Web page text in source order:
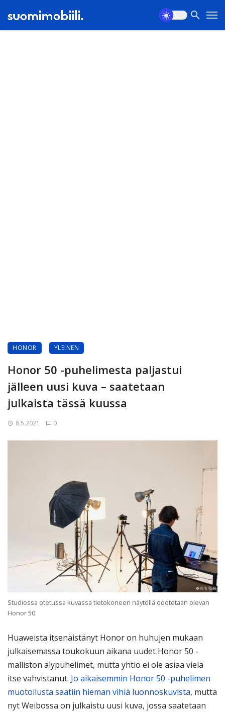
HONOR YLEINEN
Honor 50 -puhelimesta paljastui
jälleen uusi kuva – saatetaan
julkaista tässä kuussa
8.5.2021 0
Studiossa otetussa kuvassa tietokoneen näytöllä odotetaan olevan
Honor 50.
Huaweista itsenäistänyt Honor on huhujen mukaan
julkaisemassa toukokuun aikana uudet Honor 50 -
malliston älypuhelimet, mutta yhtiö ei ole asiaa vielä
itse vahvistanut. Jo aikaisemmin Honor 50 -puhelimen
muotoilusta saatiin hieman vihiä luonnoskuvista, mutta
nyt Weibossa on julkaistu uusi kuva, jossa saatetaan